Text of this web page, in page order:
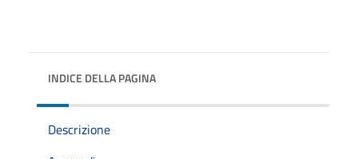
INDICE DELLA PAGINA
Descrizione